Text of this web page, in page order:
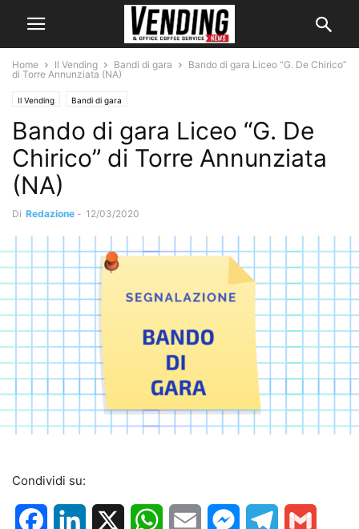
Home Il Vending Bandi di gara
Bando di gara Liceo “G. De Chirico”
di Torre Annunziata (NA)
Il Vending Bandi di gara
Bando di gara Liceo “G. De
Chirico” di Torre Annunziata
(NA)
Di Redazione - 12/03/2020
Condividi su:
FacebookLinkedIn WhatsApp
Email MessengerTelegram